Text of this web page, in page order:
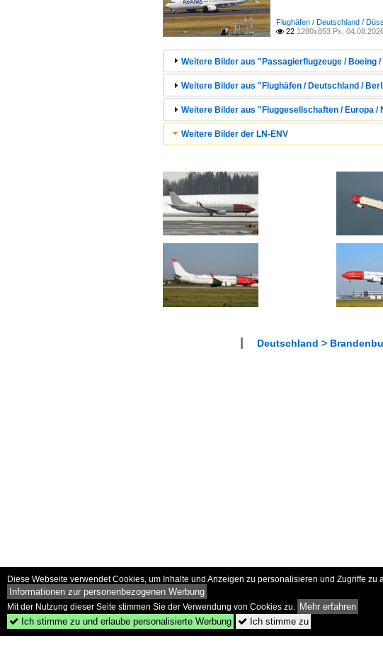
Flughäfen / Deutschland /
 22 1280x853 Px,
Weitere Bilder aus "Passagierflugzeuge / Boeing /
Weitere Bilder aus "Flughäfen / Deutschland /
Weitere Bilder aus "Fluggesellschaften / Europa /
Weitere Bilder der LN-ENV
Deutschland >
Diese Webseite verwendet Cookies, um Inhalte und Anzeigen zu personalisieren und Zugriffe
Informationen zur personenbezogenen Werbung
Mit der Nutzung dieser Seite stimmen Sie der Verwendung von Cookies zu. Mehr erfahren
 Ich stimme zu und erlaube personalisierte Werbung  Ich stimme zu